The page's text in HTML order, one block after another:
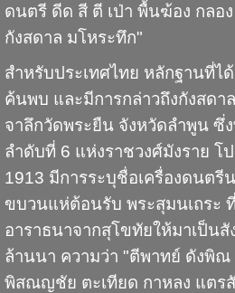
ดนตรี ดีด สี ตี เป่า พื้นฆ้อง กลอ
กังสดาล มโหระทึก"
สำหรับประเทศไทย หลักฐานที่ไ
ค้นพบ และมีการกล่าวถึงกังสดา
จาลึกวัดพระยืน จังหวัดลำพูน ซึ่
ลำดับที่ 6 แห่งราชวงศ์มังราย โ
1913 มีการระบุชื่อเครื่องดนต
ขบวนแห่ต้อนรับ พระสุมนเถระ
อาราธนาจากสุโขทัยให้มาเป็น
ล้านนา ความว่า "ตีพาทย์ ดังพิณ
พิสณญชัย ตะเทียด กาหลง แตร